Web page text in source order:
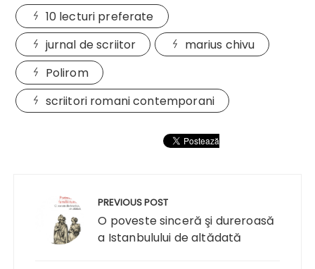
10 lecturi preferate
jurnal de scriitor
marius chivu
Polirom
scriitori romani contemporani
articole
PREVIOUS POST
O poveste sinceră şi dureroasă
a Istanbulului de altădată